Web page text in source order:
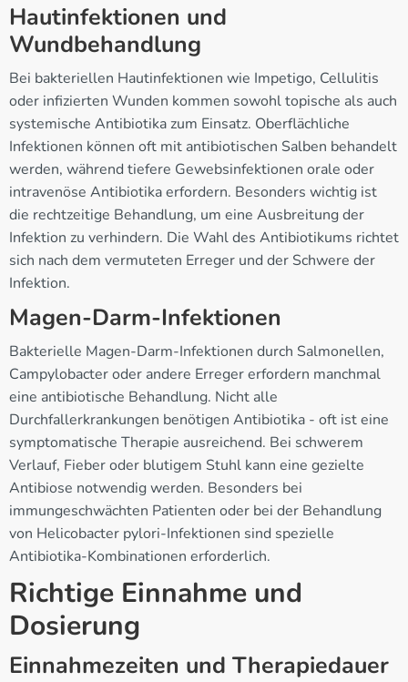
Hautinfektionen und
Wundbehandlung
Bei bakteriellen Hautinfektionen wie Impetigo, Cellulitis
oder infizierten Wunden kommen sowohl topische als auch
systemische Antibiotika zum Einsatz. Oberflächliche
Infektionen können oft mit antibiotischen Salben behandelt
werden, während tiefere Gewebsinfektionen orale oder
intravenöse Antibiotika erfordern. Besonders wichtig ist
die rechtzeitige Behandlung, um eine Ausbreitung der
Infektion zu verhindern. Die Wahl des Antibiotikums richtet
sich nach dem vermuteten Erreger und der Schwere der
Infektion.
Magen-Darm-Infektionen
Bakterielle Magen-Darm-Infektionen durch Salmonellen,
Campylobacter oder andere Erreger erfordern manchmal
eine antibiotische Behandlung. Nicht alle
Durchfallerkrankungen benötigen Antibiotika - oft ist eine
symptomatische Therapie ausreichend. Bei schwerem
Verlauf, Fieber oder blutigem Stuhl kann eine gezielte
Antibiose notwendig werden. Besonders bei
immungeschwächten Patienten oder bei der Behandlung
von Helicobacter pylori-Infektionen sind spezielle
Antibiotika-Kombinationen erforderlich.
Richtige Einnahme und
Dosierung
Einnahmezeiten und Therapiedauer